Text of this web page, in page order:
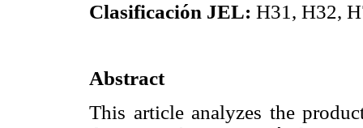
Clasificación JEL: H31, H32,
Abstract
This article analyzes the